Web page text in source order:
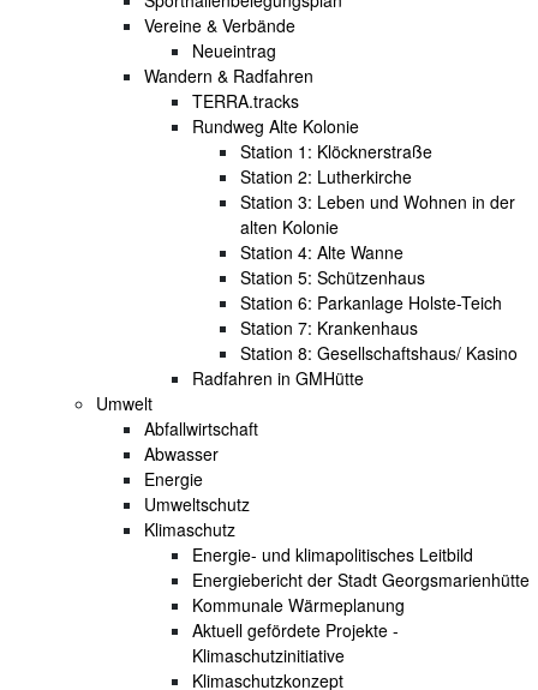
Vereine & Verbände
Neueintrag
Wandern & Radfahren
TERRA.tracks
Rundweg Alte Kolonie
Station 1: Klöcknerstraße
Station 2: Lutherkirche
Station 3: Leben und Wohnen in der
alten Kolonie
Station 4: Alte Wanne
Station 5: Schützenhaus
Station 6: Parkanlage Holste-Teich
Station 7: Krankenhaus
Station 8: Gesellschaftshaus/ Kasino
Radfahren in GMHütte
Umwelt
Abfallwirtschaft
Abwasser
Energie
Umweltschutz
Klimaschutz
Energie- und klimapolitisches Leitbild
Energiebericht der Stadt Georgsmarienhütte
Kommunale Wärmeplanung
Aktuell gefördete Projekte -
Klimaschutzinitiative
Klimaschutzkonzept